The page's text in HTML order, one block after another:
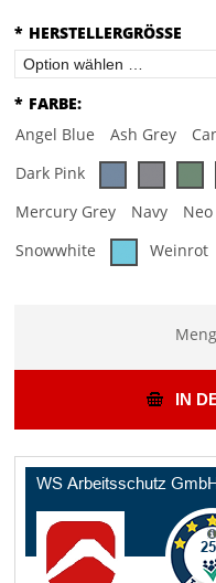
* HERSTELLERGRÖSSE
* FARBE:
Angel Blue
Ash Grey
Dark Pink
Mercury Grey
Navy
Snowwhite
Weinrot
IN